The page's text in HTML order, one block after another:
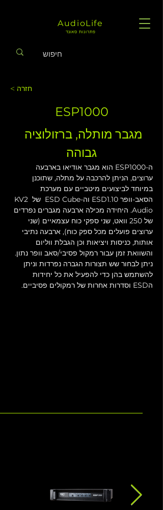
AudioLife
פתרונות סאונד
< חזרה
ESP1000
מגבר מותלה, ברזולוציה
גבוהה
ה-ESP1000 הוא מגבר אודיאו בארבעה
ערוצים, הניתן להרכבה על מתלה, שתוכנן
במיוחד לביצועים מיטביים עם מערכת
הסאב-וופר ESD1.10 וה-ESD Cube  של KV2
Audio. היחידה מכילה ארבעה מגברים נפרדים
של 250 וואט, שני ספקי כוח עצמאיים (שני
ערוצים פועלים מכל ספק כוח), ארבעה נתיבי
אותות, כניסות ויציאות וכן הגבלת ווליום
והשוואת זמן עבור רמקול פסיבי/סאב וופר נתון.
ניתן לבחור שש תצורות הגברה נפרדות וניתן
להשתמש בהן כדי להפעיל את כל יחידות
הESD וסדרות אחרות של רמקולים פסיביים.